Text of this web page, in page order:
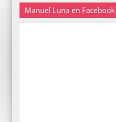
Manuel Luna en Facebook